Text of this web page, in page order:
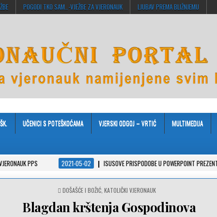
POGODI TKO SAM…-VJEŽBE ZA VJERONAUK LJUBAV PREMA BLIŽNJEMU
UČENICI S POTEŠKOĆAMA VJERSKI ODGOJ – VRTIĆ MULTIMEDIJA
2021-05-02 ISUSOVE PRISPODOBE U POWERPOINT PREZENTACIJAMA
POSTED
DOŠAŠĆE I BOŽIĆ, KATOLIČKI VJERONAUK
Blagdan krštenja Gospodinova